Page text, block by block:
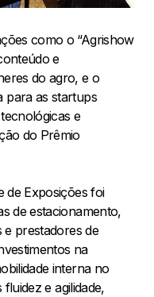
como o “Agrishow
e
do agro, e o
para as startups
e
do Prêmio
de Exposições foi
de estacionamento,
e prestadores de
na
interna no
e agilidade,